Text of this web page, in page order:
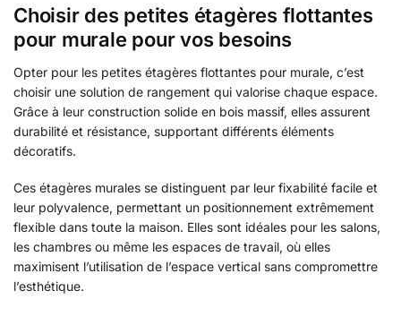
Choisir des petites étagères flottantes
pour murale pour vos besoins
Opter pour les petites étagères flottantes pour murale, c’est
choisir une solution de rangement qui valorise chaque espace.
Grâce à leur construction solide en bois massif, elles assurent
durabilité et résistance, supportant différents éléments
décoratifs.
Ces étagères murales se distinguent par leur fixabilité facile et
leur polyvalence, permettant un positionnement extrêmement
flexible dans toute la maison. Elles sont idéales pour les salons,
les chambres ou même les espaces de travail, où elles
maximisent l’utilisation de l’espace vertical sans compromettre
l’esthétique.